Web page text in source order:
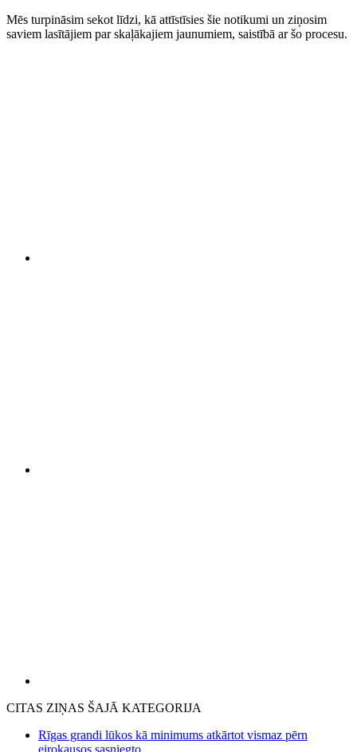
Mēs turpināsim sekot līdzi, kā attīstīsies šie notikumi un ziņosim
saviem lasītājiem par skaļākajiem jaunumiem, saistībā ar šo procesu.
CITAS ZIŅAS ŠAJĀ KATEGORIJA
Rīgas grandi lūkos kā minimums atkārtot vismaz pērn
eirokausos sasniegto